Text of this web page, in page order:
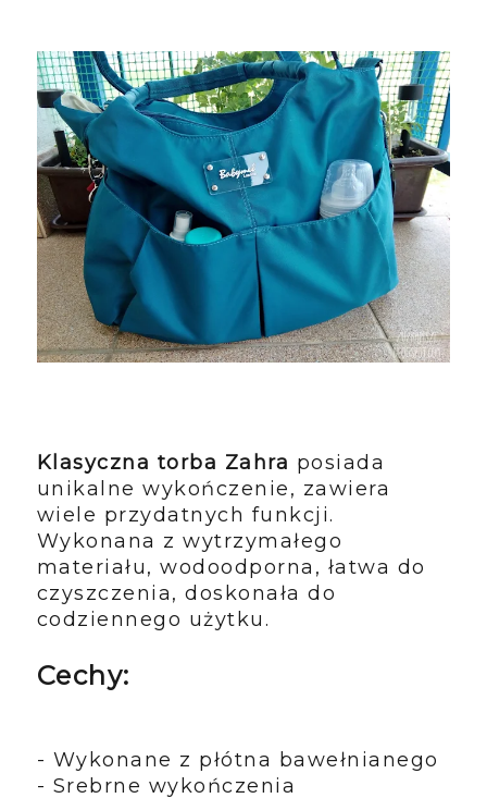
Klasyczna torba Zahra posiada
unikalne wykończenie, zawiera
wiele przydatnych funkcji.
Wykonana z wytrzymałego
materiału, wodoodporna, łatwa do
czyszczenia, doskonała do
codziennego użytku.
Cechy:
- Wykonane z płótna bawełnianego
- Srebrne wykończenia